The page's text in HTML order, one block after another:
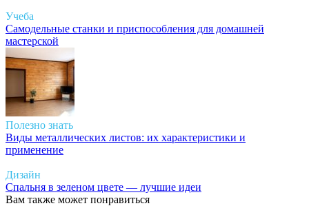
Учеба
Самодельные станки и приспособления для домашней
мастерской
Полезно знать
Виды металлических листов: их характеристики и
применение
Дизайн
Спальня в зеленом цвете — лучшие идеи
Вам также может понравиться